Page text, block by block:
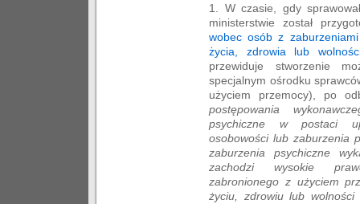
1. W czasie, gdy
ministerstwie został
wobec osób z
życia, zdrowia lub
przewiduje stworzenie
specjalnym ośrodku
użyciem przemocy), po
postępowania
psychiczne w postaci
osobowości lub zaburzenia
zaburzenia psychiczne
zachodzi wysokie
zabronionego z użyciem
życiu, zdrowiu lub wolności